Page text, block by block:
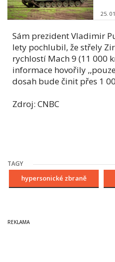
25.
Sám prezident Vladimir
lety pochlubil, že střely
rychlostí Mach 9 (11 000
informace hovořily
dosah bude činit přes 1
Zdroj: CNBC
TAGY
hypersonické zbraně